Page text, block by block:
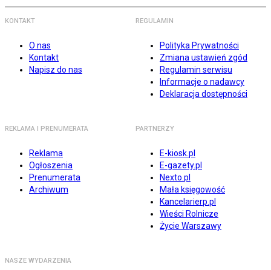
KONTAKT
O nas
Kontakt
Napisz do nas
REGULAMIN
Polityka Prywatności
Zmiana ustawień zgód
Regulamin serwisu
Informacje o nadawcy
Deklaracja dostępności
REKLAMA I PRENUMERATA
Reklama
Ogłoszenia
Prenumerata
Archiwum
PARTNERZY
E-kiosk.pl
E-gazety.pl
Nexto.pl
Mała księgowość
Kancelarierp.pl
Wieści Rolnicze
Życie Warszawy
NASZE WYDARZENIA